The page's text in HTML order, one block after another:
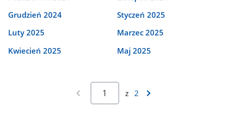
Grudzień 2024
Styczeń 2025
Luty 2025
Marzec 2025
Kwiecień 2025
Maj 2025
z 2